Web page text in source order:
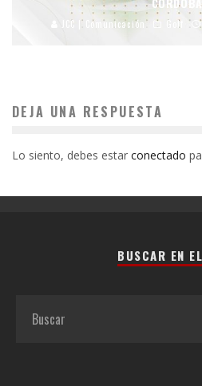
JCC | Comunicación Golf
DEJA UNA RESPUESTA
Lo siento, debes estar conectado
BUSCAR EN